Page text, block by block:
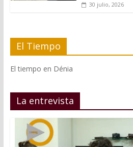
30 julio, 2026
El Tiempo
El tiempo en Dénia
La entrevista